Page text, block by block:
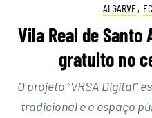
ALGARVE,
Vila Real de
gratuito no
O projeto “VRSA Digital”
tradicional e o espaço